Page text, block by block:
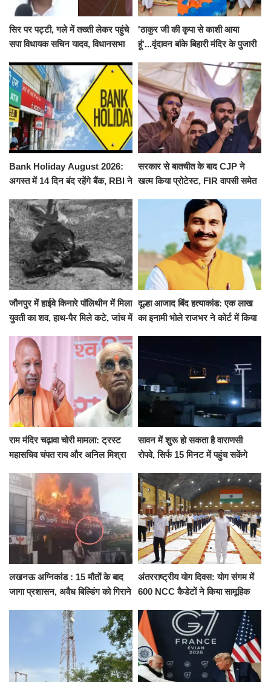
सिर पर पट्टी, गले में तख्ती लेकर पहुंचे
सपा विधायक सचिन यादव, विधानसभा
निलंबित
'ठाकुर जी की कृपा से काशी आया
हूं'...वृंदावन बांके बिहारी मंदिर के पुजारी
जलाभिषेक
Bank Holiday August 2026:
अगस्त में 14 दिन बंद रहेंगे बैंक, RBI ने
सरकार से बातचीत के बाद CJP ने
खत्म किया प्रोटेस्ट, FIR वापसी समेत
जौनपुर में हाईवे किनारे पॉलिथीन में मिला
युवती का शव, हाथ-पैर मिले कटे, जांच में
दूल्हा आजाद बिंद हत्याकांड: एक लाख
का इनामी भोले राजभर ने कोर्ट में किया
राम मंदिर चढ़ावा चोरी मामला: ट्रस्ट
महासचिव चंपत राय और अनिल मिश्रा
को नहीं...
सावन में शुरू हो सकता है वाराणसी
रोपवे, सिर्फ 15 मिनट में पहुंच सकेंगे
किराया
लखनऊ अग्निकांड : 15 मौतों के बाद
जागा प्रशासन, अवैध बिल्डिंग को गिराने
अंतरराष्ट्रीय योग दिवस: योग संगम में
600 NCC कैडेटों ने किया सामूहिक
संकल्प